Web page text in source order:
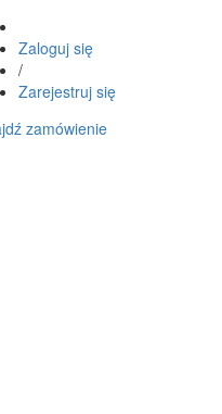
Zaloguj się
/
Zarejestruj się
zamówienie